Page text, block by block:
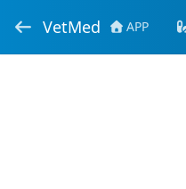
VetMed APP